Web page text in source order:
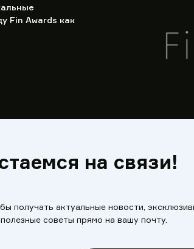
Fin Awards как
на связи!
получать актуальные новости,
советы прямо на вашу почту.